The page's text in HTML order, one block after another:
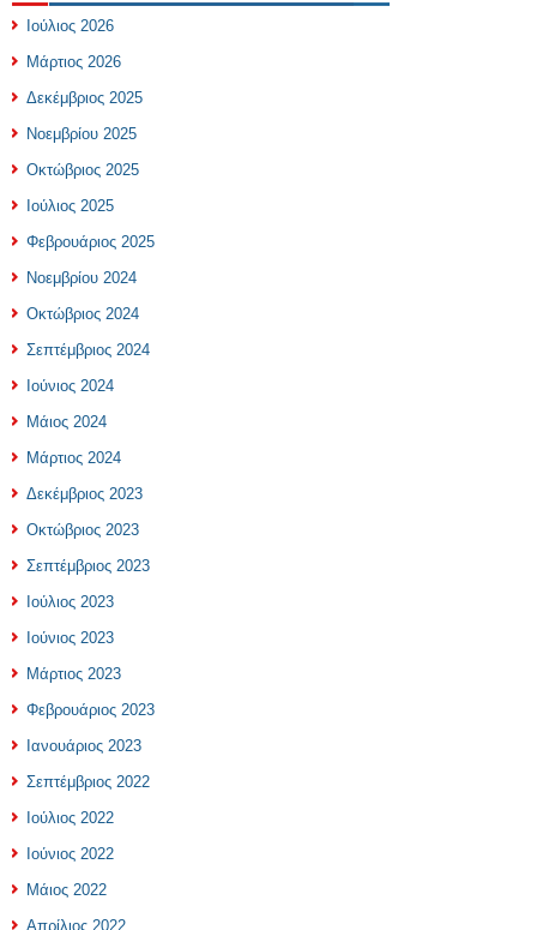
Ιούλιος 2026
Μάρτιος 2026
Δεκέμβριος 2025
Νοεμβρίου 2025
Οκτώβριος 2025
Ιούλιος 2025
Φεβρουάριος 2025
Νοεμβρίου 2024
Οκτώβριος 2024
Σεπτέμβριος 2024
Ιούνιος 2024
Μάιος 2024
Μάρτιος 2024
Δεκέμβριος 2023
Οκτώβριος 2023
Σεπτέμβριος 2023
Ιούλιος 2023
Ιούνιος 2023
Μάρτιος 2023
Φεβρουάριος 2023
Ιανουάριος 2023
Σεπτέμβριος 2022
Ιούλιος 2022
Ιούνιος 2022
Μάιος 2022
Απρίλιος 2022